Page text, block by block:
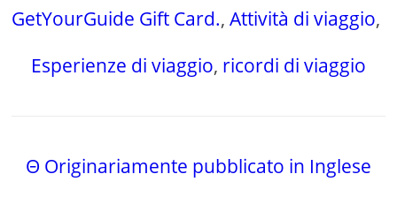
GetYourGuide Gift Card.,Attività di viaggio,
Esperienze di viaggio, ricordi di viaggio
Θ Originariamente pubblicato in Inglese